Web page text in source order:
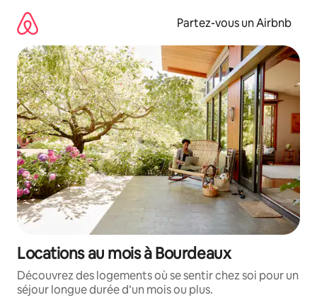
directement
contenu
Partez-vous un Airbnb
Locations au mois à Bourdeaux
Découvrez des logements où se sentir chez soi pour un
séjour longue durée d’un mois ou plus.